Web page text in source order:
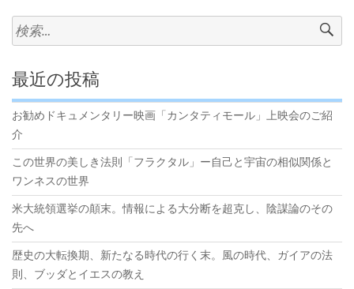
性
デ
リ
ッ
ト”
検
索:
最近の投稿
お勧めドキュメンタリー映画「カンタティモール」上映会のご紹
介
この世界の美しき法則「フラクタル」ー自己と宇宙の相似関係と
ワンネスの世界
米大統領選挙の顛末。情報による大分断を超克し、陰謀論のその
先へ
歴史の大転換期、新たなる時代の行く末。風の時代、ガイアの法
則、ブッダとイエスの教え